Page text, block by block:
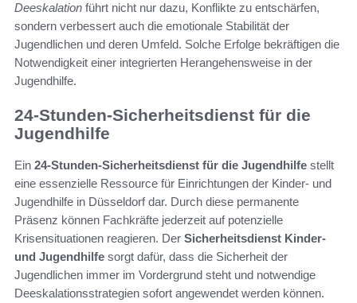
Deeskalation führt nicht nur dazu, Konflikte zu entschärfen,
sondern verbessert auch die emotionale Stabilität der
Jugendlichen und deren Umfeld. Solche Erfolge bekräftigen die
Notwendigkeit einer integrierten Herangehensweise in der
Jugendhilfe.
24-Stunden-Sicherheitsdienst für die
Jugendhilfe
Ein 24-Stunden-Sicherheitsdienst für die Jugendhilfe stellt
eine essenzielle Ressource für Einrichtungen der Kinder- und
Jugendhilfe in Düsseldorf dar. Durch diese permanente
Präsenz können Fachkräfte jederzeit auf potenzielle
Krisensituationen reagieren. Der Sicherheitsdienst Kinder-
und Jugendhilfe sorgt dafür, dass die Sicherheit der
Jugendlichen immer im Vordergrund steht und notwendige
Deeskalationsstrategien sofort angewendet werden können.